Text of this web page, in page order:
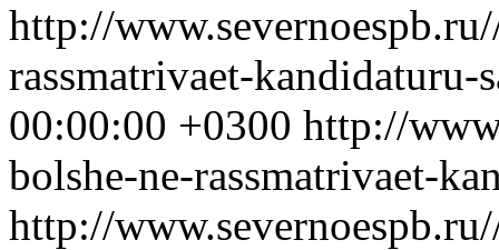
http://
rassmatrivaet-
00:00:00 +0300 http://
bolshe-ne-rassmatrivaet-
http://